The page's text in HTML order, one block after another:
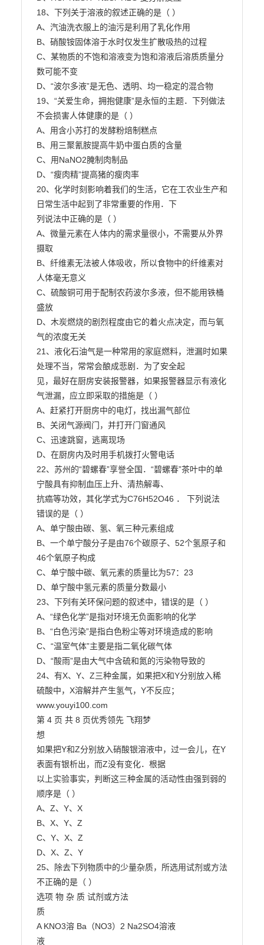
18、下列关于溶液的叙述正确的是（ ）
A、汽油洗衣服上的油污是利用了乳化作用
B、硝酸铵固体溶于水时仅发生扩散吸热的过程
C、某物质的不饱和溶液变为饱和溶液后溶质质量分
数可能不变
D、“波尔多液”是无色、透明、均一稳定的混合物
19、“关爱生命，拥抱健康”是永恒的主题．下列做法
不会损害人体健康的是（ ）
A、用含小苏打的发酵粉焙制糕点
B、用三聚氰胺提高牛奶中蛋白质的含量
C、用NaNO2腌制肉制品
D、“瘦肉精”提高猪的瘦肉率
20、化学时刻影响着我们的生活，它在工农业生产和
日常生活中起到了非常重要的作用．下
列说法中正确的是（ ）
A、微量元素在人体内的需求量很小，不需要从外界
摄取
B、纤维素无法被人体吸收，所以食物中的纤维素对
人体毫无意义
C、硫酸铜可用于配制农药波尔多液，但不能用铁桶
盛放
D、木炭燃烧的剧烈程度由它的着火点决定，而与氧
气的浓度无关
21、液化石油气是一种常用的家庭燃料，泄漏时如果
处理不当，常常会酿成悲剧．为了安全起
见，最好在厨房安装报警器，如果报警器显示有液化
气泄漏，应立即采取的措施是（ ）
A、赶紧打开厨房中的电灯，找出漏气部位
B、关闭气源阀门，并打开门窗通风
C、迅速跳窗，逃离现场
D、在厨房内及时用手机拨打火警电话
22、苏州的“碧螺春”享誉全国．“碧螺春”茶叶中的单
宁酸具有抑制血压上升、清热解毒、
抗癌等功效，其化学式为C76H52O46 ． 下列说法
错误的是（ ）
A、单宁酸由碳、氢、氧三种元素组成
B、一个单宁酸分子是由76个碳原子、52个氢原子和
46个氧原子构成
C、单宁酸中碳、氧元素的质量比为57：23
D、单宁酸中氢元素的质量分数最小
23、下列有关环保问题的叙述中，错误的是（ ）
A、“绿色化学”是指对环境无负面影响的化学
B、“白色污染”是指白色粉尘等对环境造成的影响
C、“温室气体”主要是指二氧化碳气体
D、“酸雨”是由大气中含硫和氮的污染物导致的
24、有X、Y、Z三种金属，如果把X和Y分别放入稀
硫酸中，X溶解并产生氢气，Y不反应；
www.youyi100.com
第 4 页 共 8 页优秀领先 飞翔梦
想
如果把Y和Z分别放入硝酸银溶液中，过一会儿，在Y
表面有银析出，而Z没有变化．根据
以上实验事实，判断这三种金属的活动性由强到弱的
顺序是（ ）
A、Z、Y、X
B、X、Y、Z
C、Y、X、Z
D、X、Z、Y
25、除去下列物质中的少量杂质，所选用试剂或方法
不正确的是（ ）
选项 物 杂 质 试剂或方法
质
A KNO3溶 Ba（NO3）2 Na2SO4溶液
液